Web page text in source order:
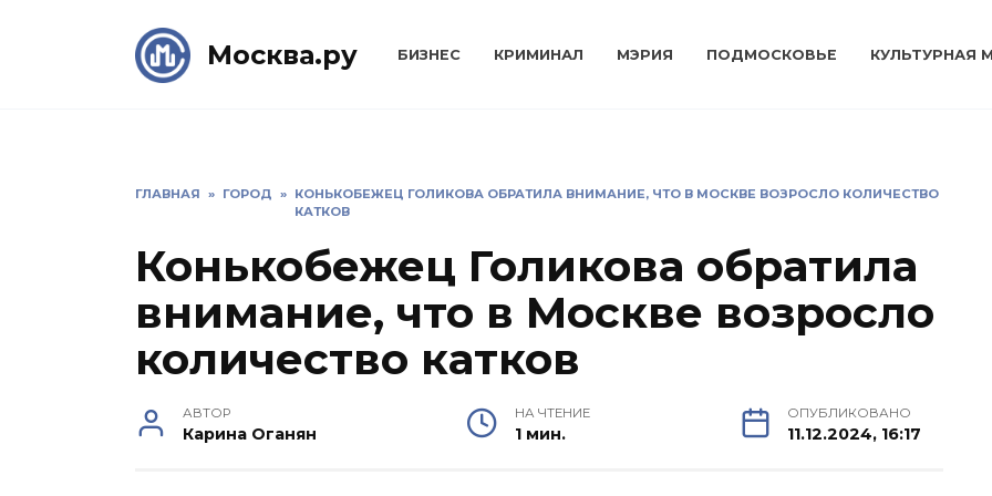
Москва.ру БИЗНЕС КРИМИНАЛ МЭРИЯ ПОДМОСКОВЬЕ КУЛЬТУРНАЯ
ГЛАВНАЯ » ГОРОД » КОНЬКОБЕЖЕЦ ГОЛИКОВА ОБРАТИЛА ВНИМАНИЕ, ЧТО В МОСКВЕ ВОЗРОСЛО КОЛИЧЕСТВО
КАТКОВ
Конькобежец Голикова обратила
внимание, что в Москве возросло
количество катков
АВТОР
Карина Оганян
НА ЧТЕНИЕ
1 мин.
ОПУБЛИКОВАНО
11.12.2024, 16:17